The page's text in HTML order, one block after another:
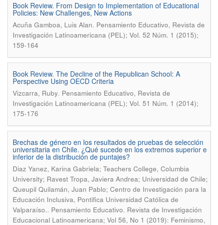
Book Review. From Design to Implementation of Educational
Policies: New Challenges, New Actions
Acuña Gamboa, Luis Alan. Pensamiento Educativo, Revista de
Investigación Latinoamericana (PEL); Vol. 52 Núm. 1 (2015);
159-164
Book Review. The Decline of the Republican School: A
Perspective Using OECD Criteria
Vizcarra, Ruby. Pensamiento Educativo, Revista de
Investigación Latinoamericana (PEL); Vol. 51 Núm. 1 (2014);
175-176
Brechas de género en los resultados de pruebas de selección
universitaria en Chile. ¿Qué sucede en los extremos superior e
inferior de la distribución de puntajes?
Diaz Yanez, Karina Gabriela; Teachers College, Columbia
University; Ravest Tropa, Javiera Andrea; Universidad de Chile;
Queupil Quilamán, Juan Pablo; Centro de Investigación para la
Educación Inclusiva, Pontifica Universidad Católica de
Valparaíso.. Pensamiento Educativo. Revista de Investigación
Educacional Latinoamericana; Vol 56, No 1 (2019): Feminismo,